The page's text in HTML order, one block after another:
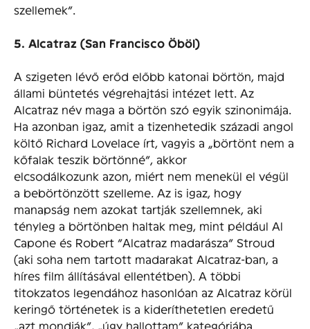
szellemek”.
5. Alcatraz (San Francisco Öböl)
A szigeten lévő erőd előbb katonai börtön, majd
állami büntetés végrehajtási intézet lett. Az
Alcatraz név maga a börtön szó egyik szinonimája.
Ha azonban igaz, amit a tizenhetedik századi angol
költő Richard Lovelace írt, vagyis a „börtönt nem a
kőfalak teszik börtönné”, akkor
elcsodálkozunk azon, miért nem menekül el végül
a bebörtönzött szelleme. Az is igaz, hogy
manapság nem azokat tartják szellemnek, aki
tényleg a börtönben haltak meg, mint például Al
Capone és Robert “Alcatraz madarásza” Stroud
(aki soha nem tartott madarakat Alcatraz-ban, a
híres film állításával ellentétben). A többi
titokzatos legendához hasonlóan az Alcatraz körül
keringő történetek is a kideríthetetlen eredetű
„azt mondják”, „úgy hallottam” kategóriába